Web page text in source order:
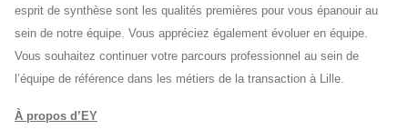
esprit de synthèse sont les qualités premières pour vous épanouir au
sein de notre équipe. Vous appréciez également évoluer en équipe.
Vous souhaitez continuer votre parcours professionnel au sein de
l’équipe de référence dans les métiers de la transaction à Lille.
À propos d’EY